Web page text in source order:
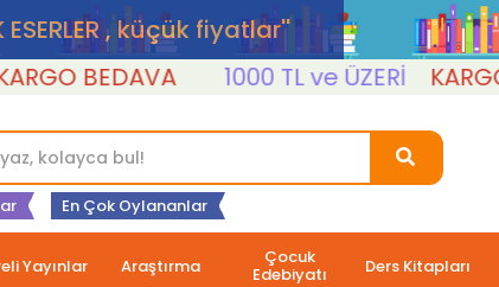
ESERLER , küçük fiyatlar''
BEDAVA 1000 TL ve ÜZERİ KARGO
En Çok Oylananlar
Yayınlar Araştırma Çocuk
Edebiyatı Ders Kitapları